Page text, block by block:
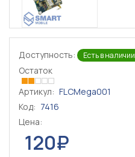
Доступность: Есть в наличии
Остаток
Артикул: FLCMega001
Код: 7416
Цена:
120₽